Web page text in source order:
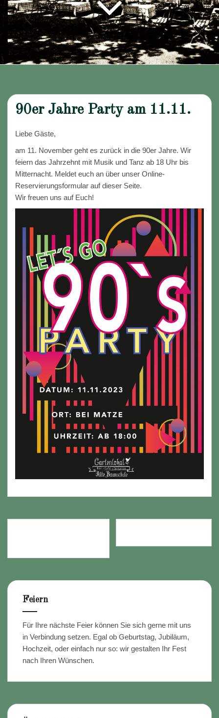
90er Jahre Party am 11.11.
Liebe Gäste,
am 11. November geht es zurück in die 90er Jahre. Wir
feiern das Jahrzehnt mit Musik und Tanz ab 18 Uhr bis
Mitternacht. Meldet euch an über unser Online-
Reservierungsformular auf dieser Seite.
Wir freuen uns auf Euch!
Feiern
Für Ihre nächste Feier können Sie sich gerne mit uns
in Verbindung setzen. Egal ob Geburtstag, Jubiläum,
Hochzeit, oder einfach nur so: wir gestalten Ihr Fest
nach Ihren Wünschen.